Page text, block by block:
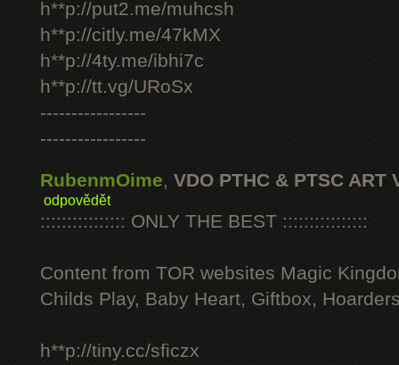
h**p://put2.me/muhcsh
h**p://citly.me/47kMX
h**p://4ty.me/ibhi7c
h**p://tt.vg/URoSx
-----------------
-----------------
RubenmOime, VDO PTHC & PTSC ART
odpovědět
:::::::::::::::: ONLY THE BEST ::::::::::::::::
Content from TOR websites Magic
Childs Play, Baby Heart, Giftbox,
h**p://tiny.cc/sficzx